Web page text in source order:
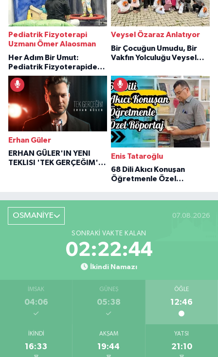
Pediatrik Fizyoterapi
Uzmanı Ömer Alaosman
Her Adım Bir Umut:
Pediatrik Fizyoterapiden
İlham Veren Hikâyeler
Veysel Özaraz Anlatıyor
Bir Çocuğun Umudu, Bir
Vakfın Yolculuğu Veysel
Erhan Güler
ERHAN GÜLER'IN YENI
TEKLISI 'TEK GERÇEĞIM'LE
Enis Tataroğlu
68 Dili Akıcı Konuşan
Öğretmenle Özel
OSMANİYE 07.08.2026
SONRAKI VAKTE KALAN
02:22:43
İkindi Namazı
İMSAK
04:06
GÜNEŞ
05:38
ÖĞLE
12:46
İKINDI
16:33
AKŞAM
19:44
YATSI
21:10